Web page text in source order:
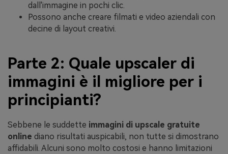
dall'immagine in pochi clic.
Possono anche creare filmati e video aziendali con
decine di layout creativi.
Parte 2: Quale upscaler di
immagini è il migliore per i
principianti?
Sebbene le suddette immagini di upscale gratuite
online diano risultati auspicabili, non tutte si dimostrano
affidabili. Alcuni sono molto costosi e hanno limitazioni